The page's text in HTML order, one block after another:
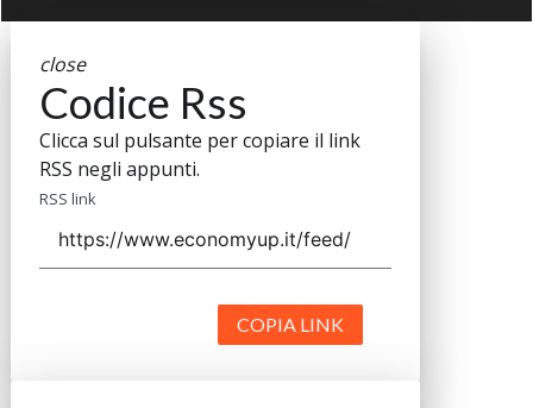
close
Codice Rss
Clicca sul pulsante per copiare il link
RSS negli appunti.
RSS link
COPIA LINK